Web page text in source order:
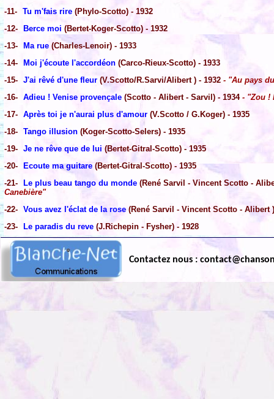
-11- Tu m'fais rire (Phylo-Scotto) - 1932
-12-
Berce moi (Bertet-Koger-Scotto) - 1932
-13-
Ma rue (Charles-Lenoir) - 1933
-14-
Moi j'écoute l'accordéon (Carco-Rieux-Scotto) - 1933
-15- J'ai rêvé d'une fleur (V.Scotto/R.Sarvi/Alibert ) - 1932 - "Au pays
-16- Adieu ! Venise provençale (Scotto - Alibert - Sarvil) - 1934- "Zou !
-17- Après toi je n'aurai plus d'amour (V.Scotto / G.Koger) - 1935
-18- Tango illusion (Koger-Scotto-Selers) - 1935
-19- Je ne rêve que de lui (Bertet-Gitral-Scotto) - 1935
-20-
Ecoute ma guitare (Bertet-Gitral-Scotto) - 1935
-21-
Le plus beau tango du monde (René Sarvil - Vincent Scotto -
Canebière"
-22- Vous avez l'éclat de la rose (René Sarvil - Vincent Scotto - Alibert
-23-
Le paradis du reve (J.Richepin - Fysher) - 1928
Contactez nous :